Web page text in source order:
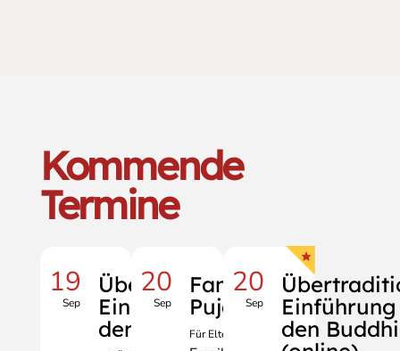
Kommende
Termine
19
Sep
Übertraditionelle
Einführung in
den Buddhismus
20
Sep
Familien-
Puja
Für Eltern und Kinder
20
Sep
den